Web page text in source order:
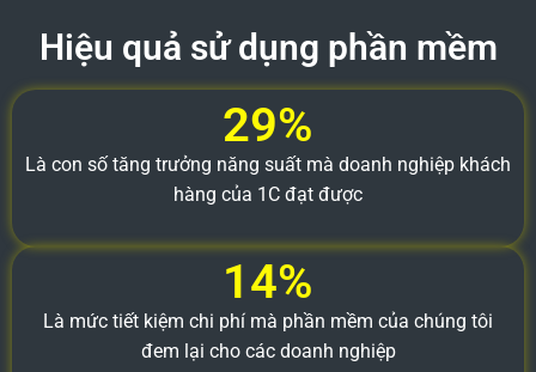
Hiệu quả sử dụng phần mềm
29%
Là con số tăng trưởng năng suất mà doanh nghiệp khách
hàng của 1C đạt được
14%
Là mức tiết kiệm chi phí mà phần mềm của chúng tôi
đem lại cho các doanh nghiệp